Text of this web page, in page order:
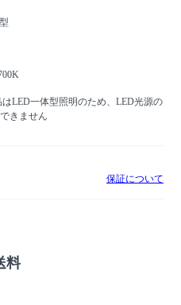
LED一体型照明のため、LED光源の
きません
保証について
料